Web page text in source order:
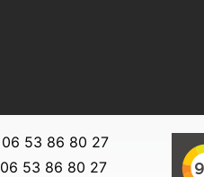
06 53 86 80 27
06 53 86 80 27